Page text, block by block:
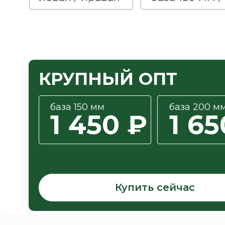
КРУПНЫЙ ОПТ
база 150 мм
1 450 ₽
база 200
1
Купить сейчас